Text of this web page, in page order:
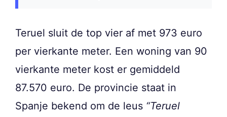
Teruel sluit de top vier af met 973 euro
per vierkante meter. Een woning van 90
vierkante meter kost er gemiddeld
87.570 euro. De provincie staat in
Spanje bekend om de leus “Teruel